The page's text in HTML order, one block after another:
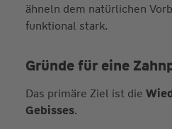
ähneln dem natürlichen
funktional stark.
Gründe für eine
Das primäre Ziel ist die
Gebisses.